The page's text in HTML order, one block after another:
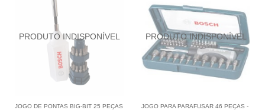
JOGO DE PONTAS BIG-BIT 25 PEÇAS
JOGO PARA PARAFUSAR 46 PEÇAS -